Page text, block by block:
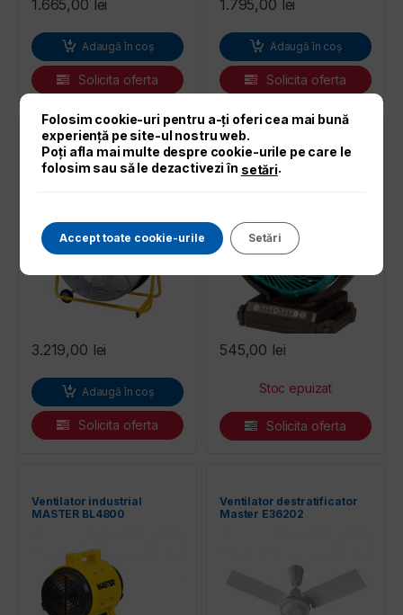
1.665,00 lei
Adaugă în coș
Solicita oferta
1.795,00 lei
Adaugă în coș
Solicita oferta
Ventilator industrial
MASTER DF 30 P
3.219,00 lei
Adaugă în coș
Solicita oferta
Ventilator MAKITA
DCF102Z
545,00 lei
Solicita oferta
Ventilator industrial
MASTER BL4800
Ventilator destratificator
Master E36202
Folosim cookie-uri pentru a-ți oferi cea mai bună
experiență pe site-ul nostru web.
Poți afla mai multe despre cookie-urile pe care le
folosim sau să le dezactivezi în setări.
Accept toate cookie-urile Setări